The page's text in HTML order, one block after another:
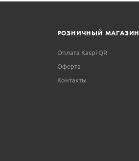
РОЗНИЧНЫЙ МАГАЗИН
Оплата Kaspi QR
Оферта
Контакты